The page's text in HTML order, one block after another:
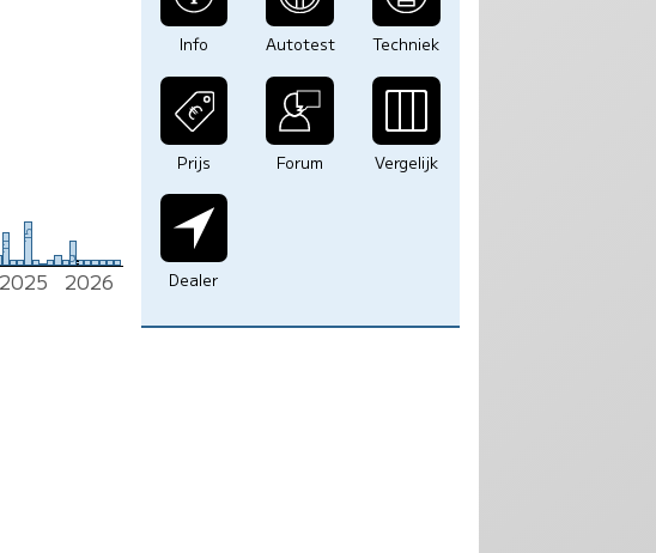
11
21
15
1
0
2 1
9
12
11
21
2025 2026
Info Autotest Techniek
Prijs Forum Vergelijk
Dealer